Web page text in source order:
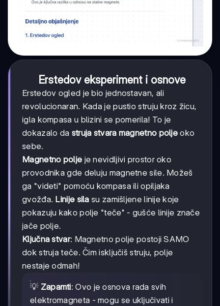
Erstedov eksperiment i osnove
Erstedov ogled je bio jednostavan, ali
revolucionaran. Kada je pustio struju kroz žicu,
igla kompasa u blizini se pomerila! To je
dokazalo da struja stvara magnetno polje oko
sebe.
Magnetno polje je nevidljivi prostor oko
provodnika gde deluju magnetne sile. Možeš
ga "videti" pomoću kompasa ili opiljaka
gvožđa. Linije sila su zamišljene linije koje
pokazuju kako polje "teče" - gušće linije znače
jače polje.
Ključna stvar: Magnetno polje postoji SAMO
dok struja teče. Čim isključiš struju, polje
nestaje odmah!
💡 Zapamti: Ovo je osnova rada svih
elektromagneta - mogu se uključivati i